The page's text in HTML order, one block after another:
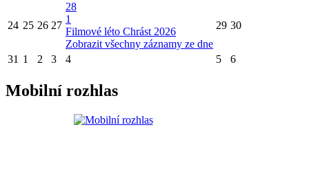
24 25 26 27
28
1
Filmové léto Chrást 2026
Zobrazit všechny záznamy ze dne
29 30
31 1 2 3 4 5 6
Mobilní rozhlas